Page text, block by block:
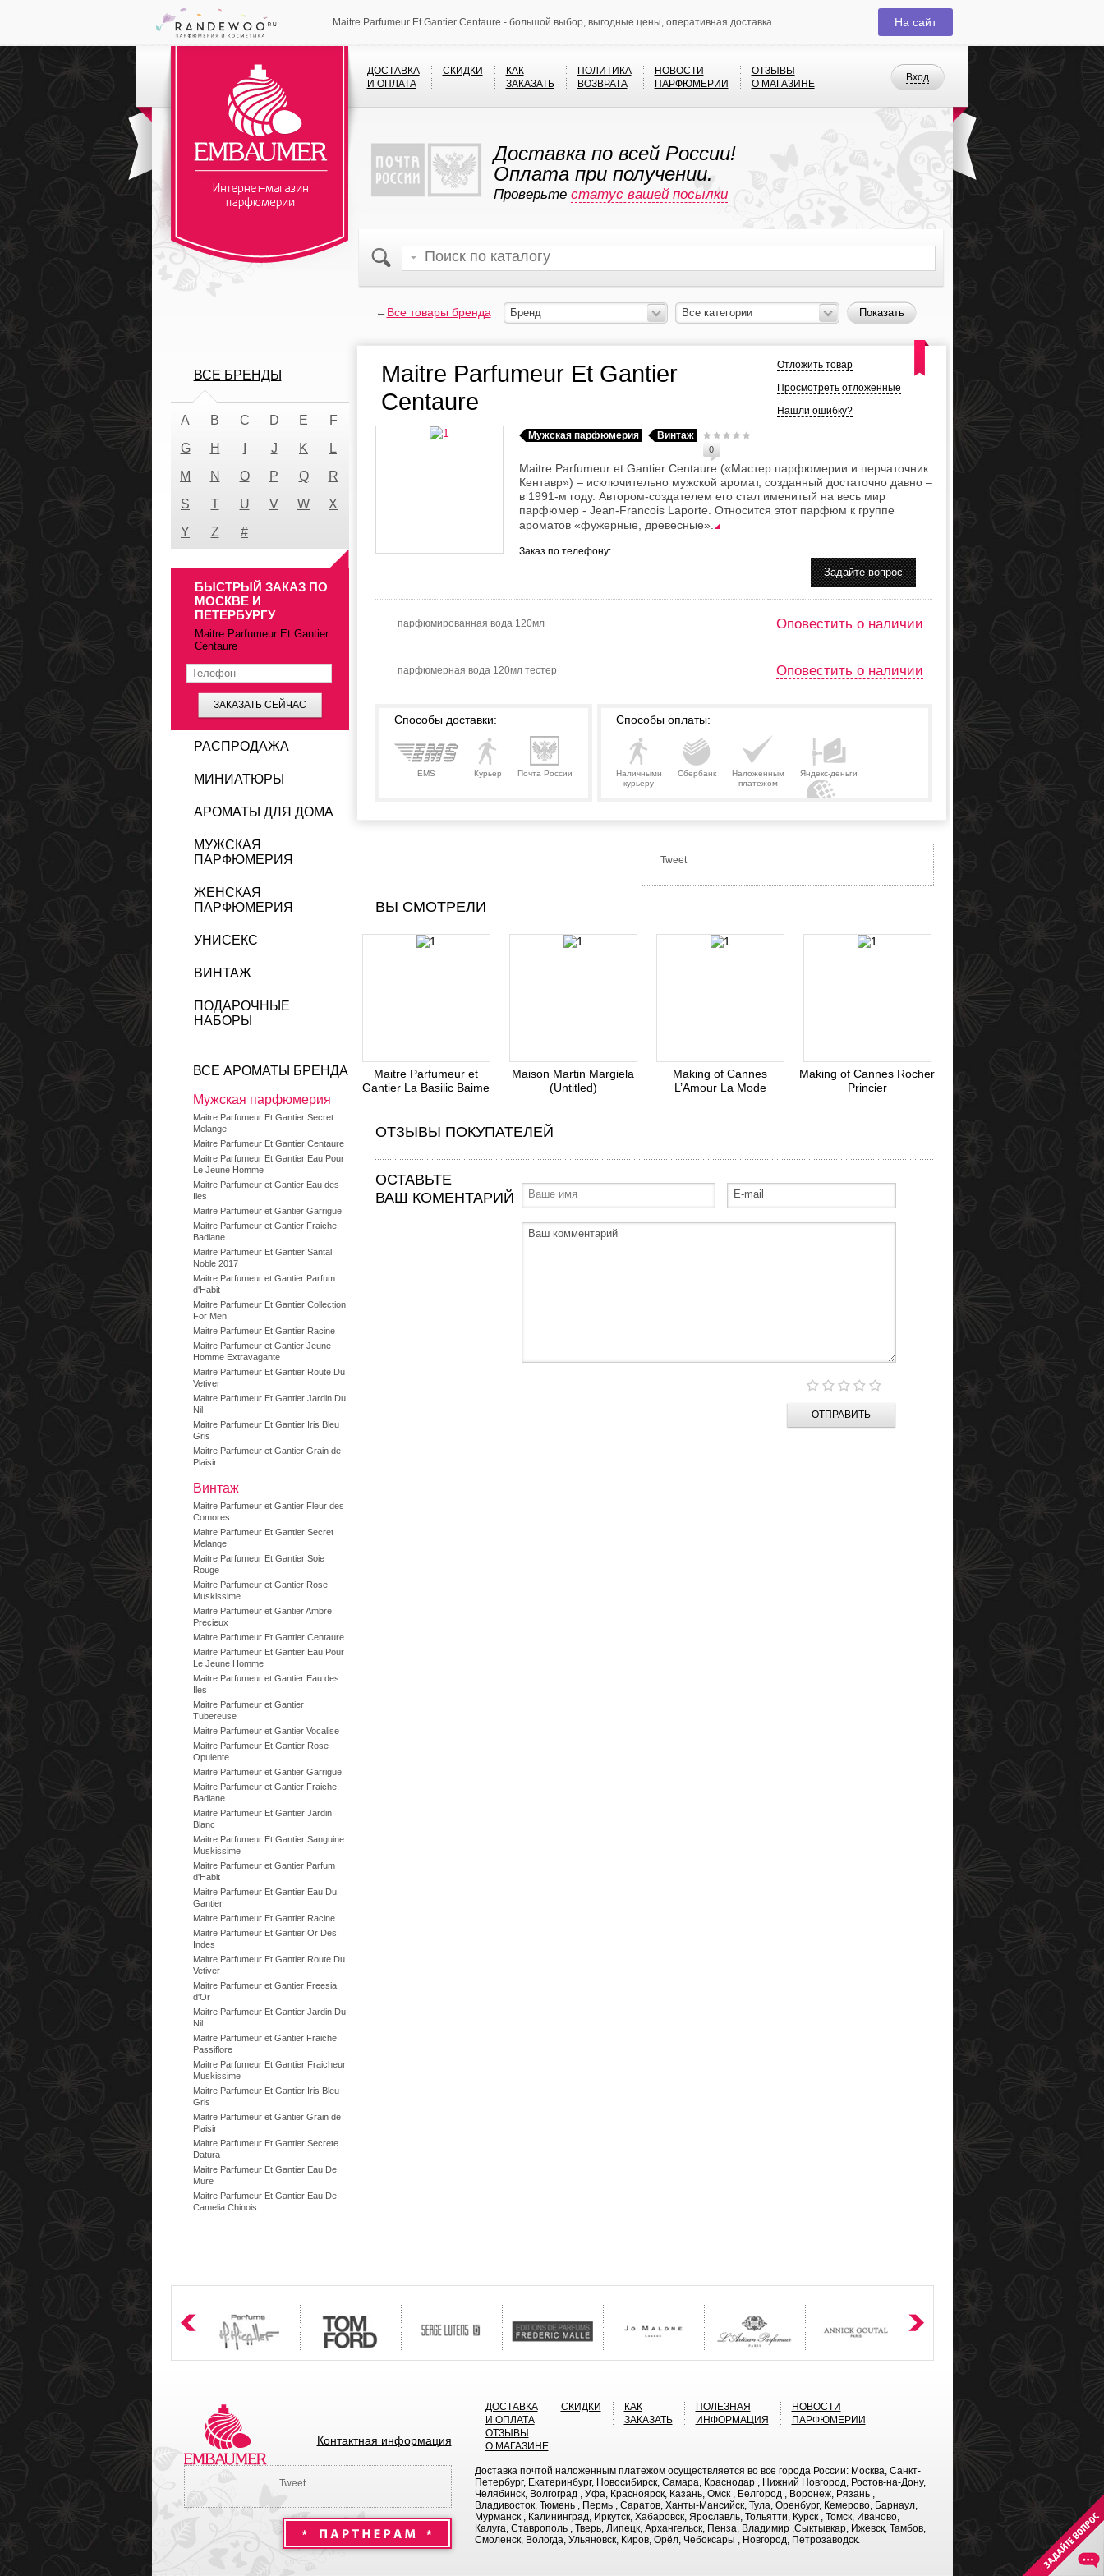
Maitre Parfumeur Et Gantier Centaure - большой выбор, выгодные цены, оперативная доставка На сайт
Вход
ДОСТАВКА
И ОПЛАТА
СКИДКИ
КАК
ЗАКАЗАТЬ
ПОЛИТИКА
ВОЗВРАТА
НОВОСТИ
ПАРФЮМЕРИИ
ОТЗЫВЫ
О МАГАЗИНЕ
Доставка по всей России!
Оплата при получении.
Проверьте статус вашей посылки
←Все товары бренда Бренд Все категории Показать
Отложить товар
Просмотреть отложенные
Нашли ошибку?
Maitre Parfumeur Et Gantier
Centaure
Мужская парфюмерия Винтаж
0
Maitre Parfumeur et Gantier Centaure («Мастер парфюмерии и перчаточник.
Кентавр») – исключительно мужской аромат, созданный достаточно давно –
в 1991-м году. Автором-создателем его стал именитый на весь мир
парфюмер - Jean-Francois Laporte. Относится этот парфюм к группе
ароматов «фужерные, древесные».
Задайте вопрос
Заказ по телефону:
парфюмированная вода 120мл Оповестить о наличии
парфюмерная вода 120мл тестер Оповестить о наличии
Способы доставки:
EMS Курьер Почта России
Способы оплаты:
Наличными
курьеру
Сбербанк
Наложенным
платежом
Яндекс-деньги
Tweet
ВЫ СМОТРЕЛИ
Maitre Parfumeur et
Gantier La Basilic Baime
Maison Martin Margiela
(Untitled)
Making of Cannes
L’Amour La Mode
Making of Cannes Rocher
Princier
ОТЗЫВЫ ПОКУПАТЕЛЕЙ
ОСТАВЬТЕ
ВАШ КОМЕНТАРИЙ
ОТПРАВИТЬ
ВСЕ БРЕНДЫ
A B C D E
F
G
H J K
L
M
N O P Q
R
S
T U V W
X
Y
Z #
БЫСТРЫЙ ЗАКАЗ ПО
МОСКВЕ И
ПЕТЕРБУРГУ
Maitre Parfumeur Et Gantier
Centaure
ЗАКАЗАТЬ СЕЙЧАС
РАСПРОДАЖА
МИНИАТЮРЫ
АРОМАТЫ ДЛЯ ДОМА
МУЖСКАЯ
ПАРФЮМЕРИЯ
ЖЕНСКАЯ
ПАРФЮМЕРИЯ
УНИСЕКС
ВИНТАЖ
ПОДАРОЧНЫЕ
НАБОРЫ
ВСЕ АРОМАТЫ БРЕНДА
Мужская парфюмерия
Maitre Parfumeur Et Gantier Secret
Melange
Maitre Parfumeur Et Gantier Centaure
Maitre Parfumeur Et Gantier Eau Pour
Le Jeune Homme
Maitre Parfumeur et Gantier Eau des
Iles
Maitre Parfumeur et Gantier Garrigue
Maitre Parfumeur et Gantier Fraiche
Badiane
Maitre Parfumeur Et Gantier Santal
Noble 2017
Maitre Parfumeur et Gantier Parfum
d'Habit
Maitre Parfumeur Et Gantier Collection
For Men
Maitre Parfumeur Et Gantier Racine
Maitre Parfumeur et Gantier Jeune
Homme Extravagante
Maitre Parfumeur Et Gantier Route Du
Vetiver
Maitre Parfumeur Et Gantier Jardin Du
Nil
Maitre Parfumeur Et Gantier Iris Bleu
Gris
Maitre Parfumeur et Gantier Grain de
Plaisir
Винтаж
Maitre Parfumeur et Gantier Fleur des
Comores
Maitre Parfumeur Et Gantier Secret
Melange
Maitre Parfumeur Et Gantier Soie
Rouge
Maitre Parfumeur et Gantier Rose
Muskissime
Maitre Parfumeur et Gantier Ambre
Precieux
Maitre Parfumeur Et Gantier Centaure
Maitre Parfumeur Et Gantier Eau Pour
Le Jeune Homme
Maitre Parfumeur et Gantier Eau des
Iles
Maitre Parfumeur et Gantier
Tubereuse
Maitre Parfumeur et Gantier Vocalise
Maitre Parfumeur Et Gantier Rose
Opulente
Maitre Parfumeur et Gantier Garrigue
Maitre Parfumeur et Gantier Fraiche
Badiane
Maitre Parfumeur Et Gantier Jardin
Blanc
Maitre Parfumeur Et Gantier Sanguine
Muskissime
Maitre Parfumeur et Gantier Parfum
d'Habit
Maitre Parfumeur Et Gantier Eau Du
Gantier
Maitre Parfumeur Et Gantier Racine
Maitre Parfumeur Et Gantier Or Des
Indes
Maitre Parfumeur Et Gantier Route Du
Vetiver
Maitre Parfumeur et Gantier Freesia
d'Or
Maitre Parfumeur Et Gantier Jardin Du
Nil
Maitre Parfumeur et Gantier Fraiche
Passiflore
Maitre Parfumeur Et Gantier Fraicheur
Muskissime
Maitre Parfumeur Et Gantier Iris Bleu
Gris
Maitre Parfumeur et Gantier Grain de
Plaisir
Maitre Parfumeur Et Gantier Secrete
Datura
Maitre Parfumeur Et Gantier Eau De
Mure
Maitre Parfumeur Et Gantier Eau De
Camelia Chinois
Контактная информация
ДОСТАВКА
И ОПЛАТА
СКИДКИ
КАК
ЗАКАЗАТЬ
ПОЛЕЗНАЯ
ИНФОРМАЦИЯ
НОВОСТИ
ПАРФЮМЕРИИ
ОТЗЫВЫ
О МАГАЗИНЕ
Tweet
Доставка почтой наложенным платежом осуществляется во все города России: Москва, Санкт-
Петербург, Екатеринбург, Новосибирск, Самара, Краснодар , Нижний Новгород, Ростов-на-Дону,
Челябинск, Волгоград , Уфа, Красноярск, Казань, Омск , Белгород , Воронеж, Рязань ,
Владивосток, Тюмень , Пермь , Саратов, Ханты-Мансийск, Тула, Оренбург, Кемерово, Барнаул,
Мурманск , Калининград, Иркутск, Хабаровск, Ярославль, Тольятти, Курск , Томск, Иваново,
Калуга, Ставрополь , Тверь, Липецк, Архангельск, Пенза, Владимир ,Сыктывкар, Ижевск, Тамбов,
Смоленск, Вологда, Ульяновск, Киров, Орёл, Чебоксары , Новгород, Петрозаводск.